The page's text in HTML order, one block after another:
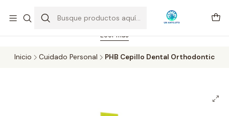
Feriado 21-05-2026 atención hasta las 14 hrs. Envío GRATIS mismo
día solo área Metropolitana Santiago por compras desde CLP 39.900.
Pedidos hasta 16 hrs., sábados y domingos hasta 14 hrs.
Leer más
Inicio Cuidado Personal PHB Cepillo Dental Orthodontic